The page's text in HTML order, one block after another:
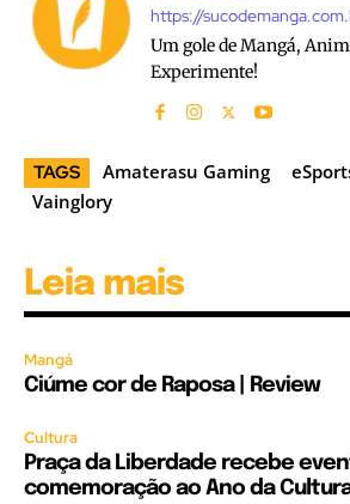
https://
Um gole de Mangá,
Experimente!
TAGS Amaterasu Gaming
Vainglory
Leia mais
Mangá
Ciúme cor de Raposa | Review
Cultura
Praça da Liberdade recebe
comemoração ao Ano da